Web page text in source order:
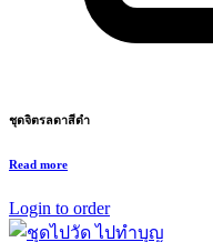
ชุดจิตรลดาสีดำ
Read more
Login to order